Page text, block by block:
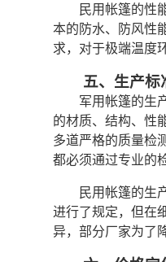
民用帐篷的性
本的防水、防风性
求，对于极端温度
五、生产标
军用帐篷的生
的材质、结构、性
多道严格的质量检
都必须通过专业的
民用帐篷的生
进行了规定，但在
异，部分厂家为了